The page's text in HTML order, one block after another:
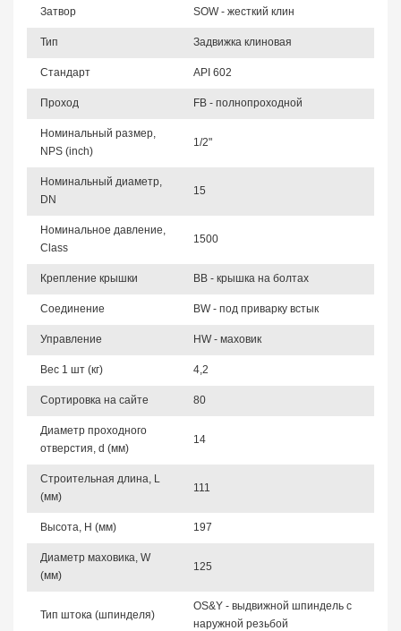
Затвор SOW - жесткий клин
Тип Задвижка клиновая
Стандарт API 602
Проход FB - полнопроходной
Номинальный размер,
NPS (inch)
1/2"
Номинальный диаметр,
DN
15
Номинальное давление,
Class
1500
Крепление крышки BB - крышка на болтах
Соединение BW - под приварку встык
Управление HW - маховик
Вес 1 шт (кг) 4,2
Сортировка на сайте 80
Диаметр проходного
отверстия, d (мм)
14
Строительная длина, L
(мм)
111
Высота, Н (мм) 197
Диаметр маховика, W
(мм)
125
Тип штока (шпинделя)
OS&Y - выдвижной шпиндель с
наружной резьбой